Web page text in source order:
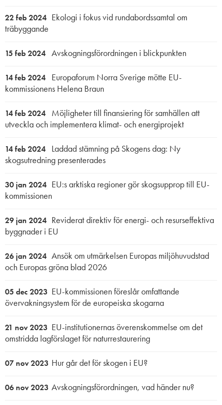
22 feb 2024 Ekologi i fokus vid rundabordssamtal om
träbyggande
15 feb 2024 Avskogningsförordningen i blickpunkten
14 feb 2024
Europaforum Norra Sverige mötte EU-
kommissionens Helena Braun
14 feb 2024
Möjligheter till finansiering för samhällen att
utveckla och implementera klimat- och energiprojekt
14 feb 2024
Laddad stämning på Skogens dag: Ny
skogsutredning presenterades
30 jan 2024 EU:s arktiska regioner gör skogsupprop till EU-
kommissionen
29 jan 2024 Reviderat direktiv för energi- och resurseffektiva
byggnader i EU
26 jan 2024 Ansök om utmärkelsen Europas miljöhuvudstad
och Europas gröna blad 2026
05 dec 2023 EU-kommissionen föreslår omfattande
övervakningsystem för de europeiska skogarna
21 nov 2023 EU-institutionernas överenskommelse om det
omstridda lagförslaget för naturrestaurering
07 nov 2023 Hur går det för skogen i EU?
06 nov 2023 Avskogningsförordningen, vad händer nu?